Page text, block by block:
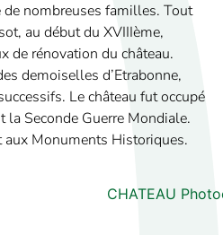
nombreuses familles. Tout
au début du XVIIIème,
de rénovation du château.
demoiselles d’Etrabonne,
Le château fut occupé
la Seconde Guerre Mondiale.
Monuments Historiques.